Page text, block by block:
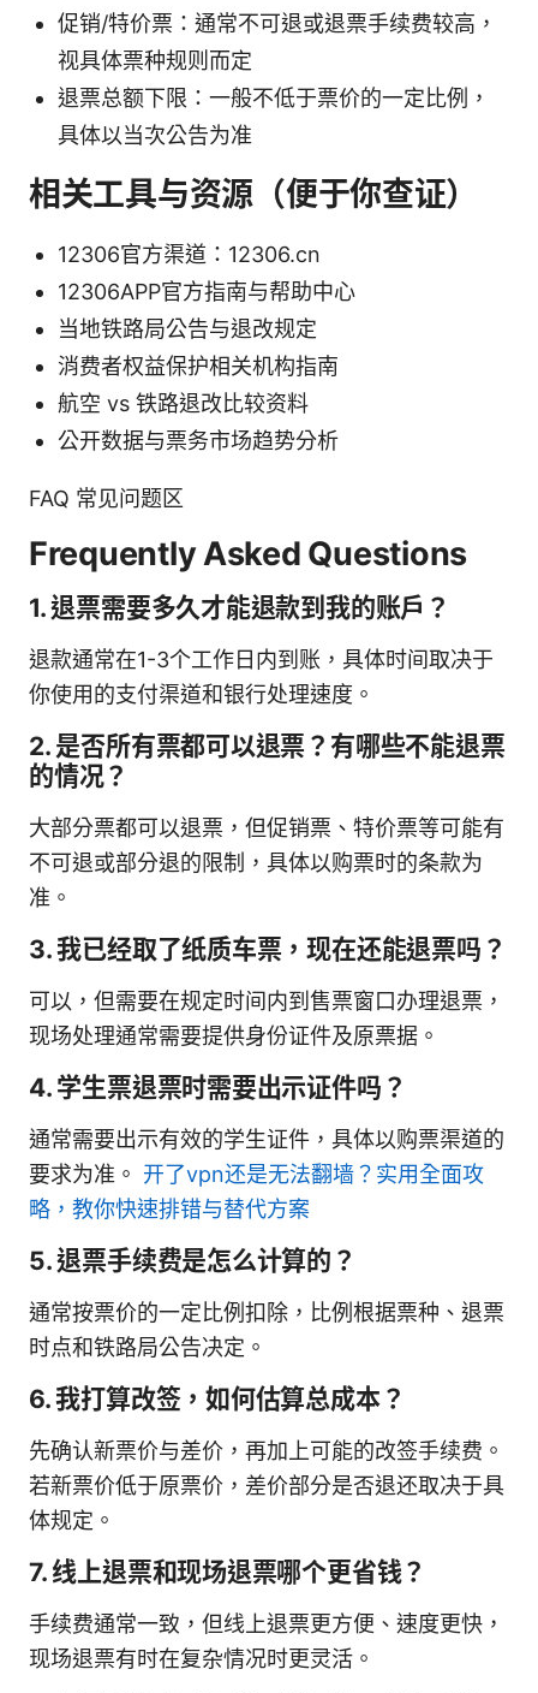
促销/特价票：通常不可退或退票手续费较高，
视具体票种规则而定
退票总额下限：一般不低于票价的一定比例，
具体以当次公告为准
相关工具与资源（便于你查证）
12306官方渠道：12306.cn
12306APP官方指南与帮助中心
当地铁路局公告与退改规定
消费者权益保护相关机构指南
航空 vs 铁路退改比较资料
公开数据与票务市场趋势分析
FAQ 常见问题区
Frequently Asked Questions
1. 退票需要多久才能退款到我的账户？
退款通常在1-3个工作日内到账，具体时间取决于
你使用的支付渠道和银行处理速度。
2. 是否所有票都可以退票？有哪些不能退票
的情况？
大部分票都可以退票，但促销票、特价票等可能有
不可退或部分退的限制，具体以购票时的条款为
准。
3. 我已经取了纸质车票，现在还能退票吗？
可以，但需要在规定时间内到售票窗口办理退票，
现场处理通常需要提供身份证件及原票据。
4. 学生票退票时需要出示证件吗？
通常需要出示有效的学生证件，具体以购票渠道的
要求为准。 开了vpn还是无法翻墙？实用全面攻
略，教你快速排错与替代方案
5. 退票手续费是怎么计算的？
通常按票价的一定比例扣除，比例根据票种、退票
时点和铁路局公告决定。
6. 我打算改签，如何估算总成本？
先确认新票价与差价，再加上可能的改签手续费。
若新票价低于原票价，差价部分是否退还取决于具
体规定。
7. 线上退票和现场退票哪个更省钱？
手续费通常一致，但线上退票更方便、速度更快，
现场退票有时在复杂情况时更灵活。